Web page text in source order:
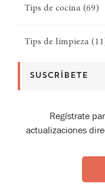
Tips de cocina (69)
Tips de limpieza
SUSCRÍBETE
Regístrate
actualizaciones